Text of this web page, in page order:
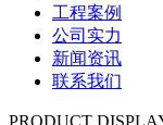
工程案例
公司实力
新闻资讯
联系我们
PRODUCT